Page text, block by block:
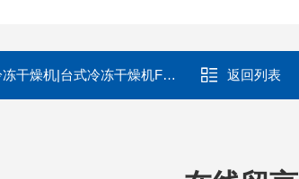
燥机|台式冷冻干燥机FD-1B-50 返回列表